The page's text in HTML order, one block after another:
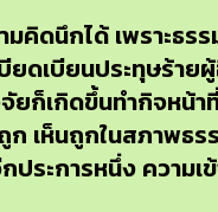
คิดนึกได้ เพราะธ
ดเบียนประทุษร้าย
ยก็เกิดขึ้นทำกิจหน้
เห็นถูกในสภาพธร
กประการหนึ่ง ควา